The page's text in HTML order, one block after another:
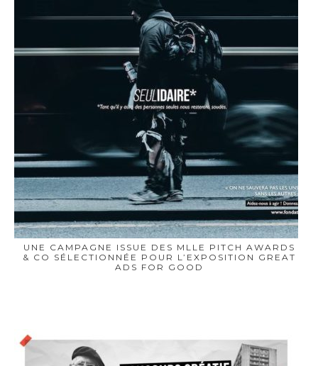
UNE CAMPAGNE ISSUE DES MLLE PITCH AWARDS
& CO SÉLECTIONNÉE POUR L’EXPOSITION GREAT
ADS FOR GOOD